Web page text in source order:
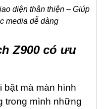
diện thân thiện – Giúp
media dễ dàng
Z900 có ưu
bật mà màn hình
trong mình những